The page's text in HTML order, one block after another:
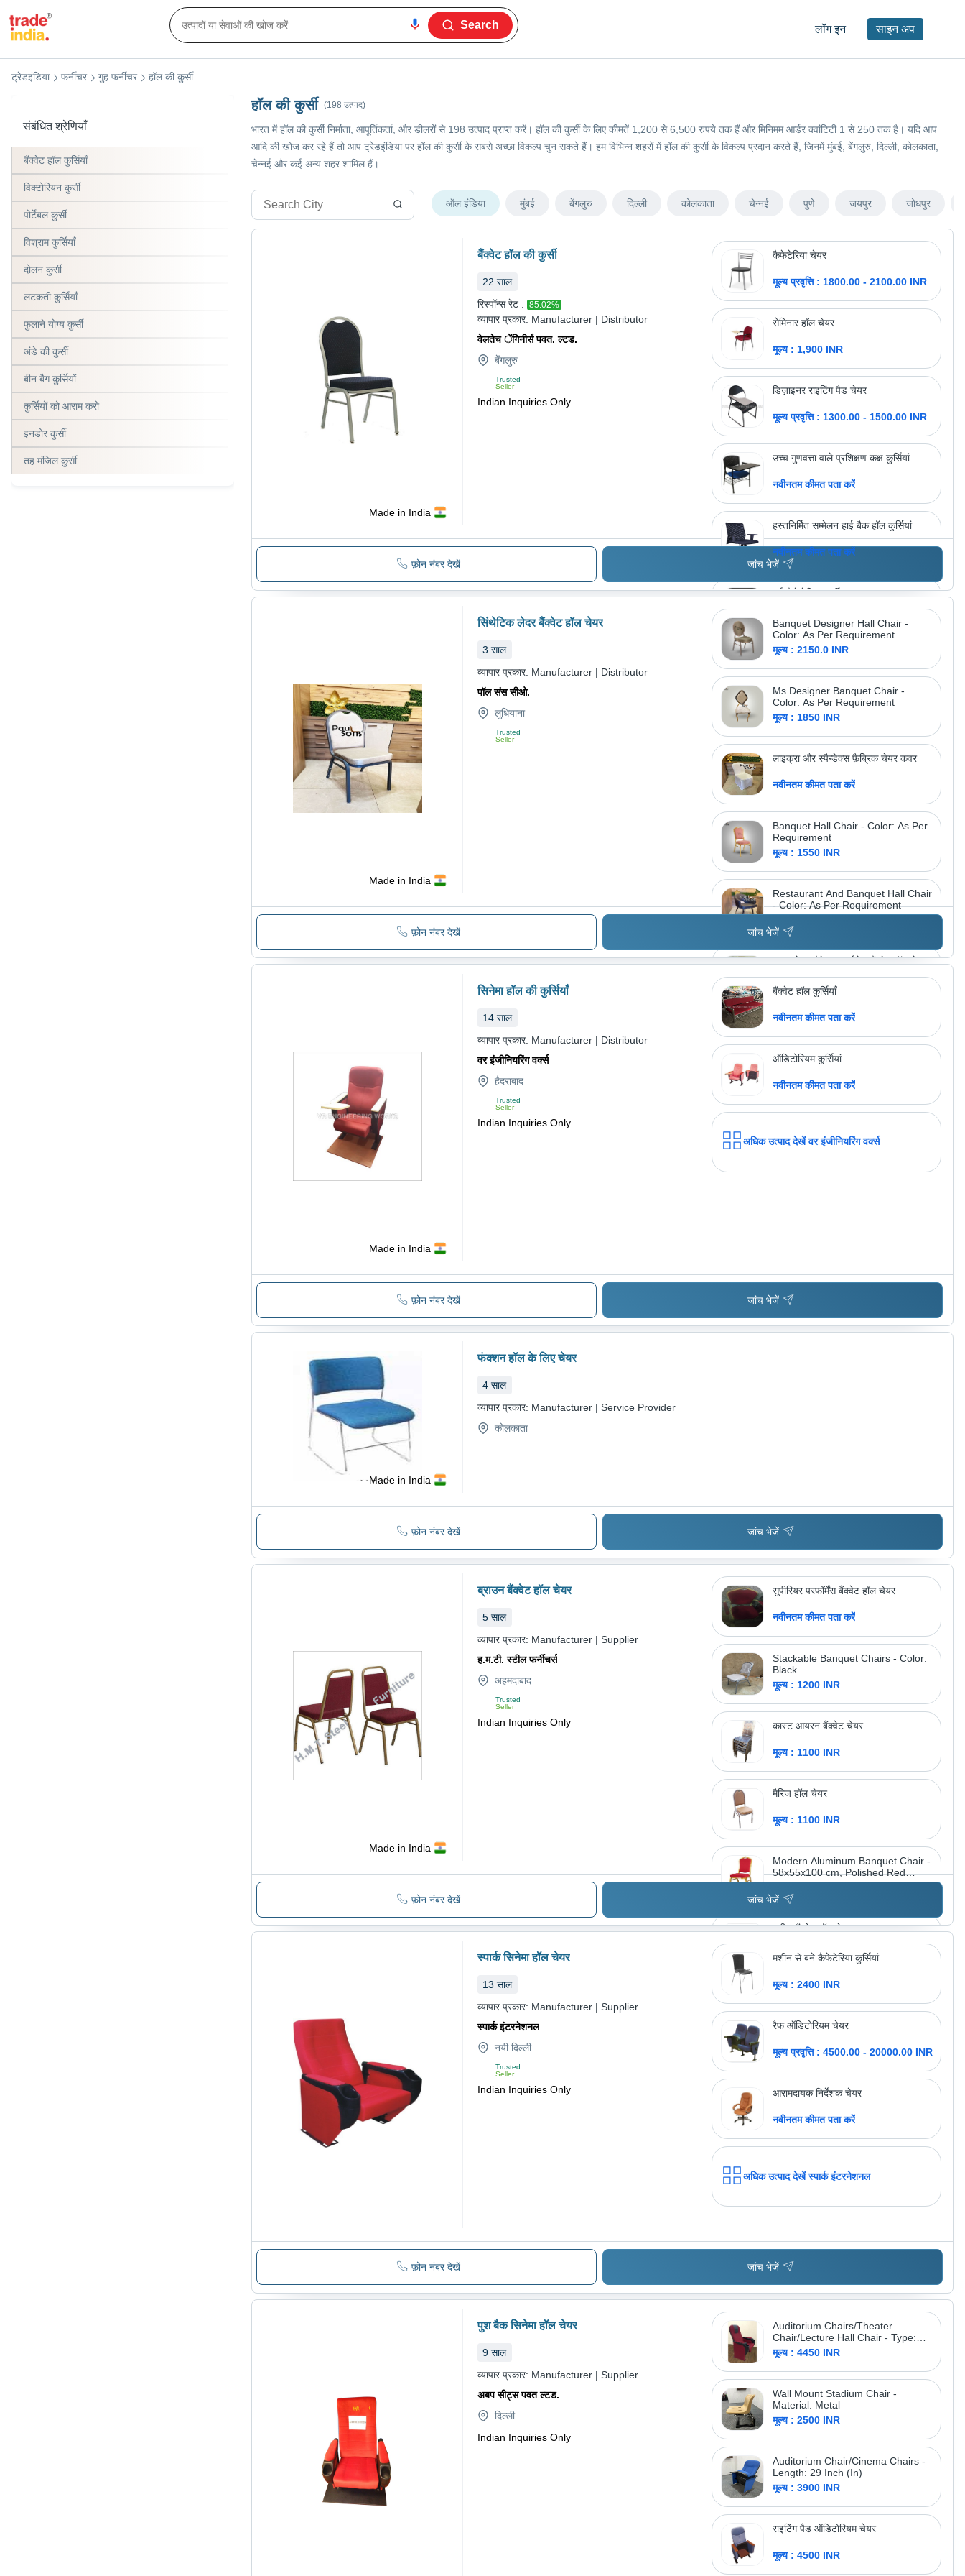
लॉग इन साइन अप
Search
हॉल की कुर्सी (198 उत्पाद)
भारत में हॉल की कुर्सी निर्माता, आपूर्तिकर्ता, और डीलरों से 198 उत्पाद प्राप्त करें। हॉल की कुर्सी के लिए कीमतें 1,200 से 6,500 रुपये तक हैं और मिनिमम आर्डर क्वांटिटी 1 से 250 तक है। यदि आप
आदि की खोज कर रहे हैं तो आप ट्रेडइंडिया पर हॉल की कुर्सी के सबसे अच्छा विकल्प चुन सकते हैं। हम विभिन्न शहरों में हॉल की कुर्सी के विकल्प प्रदान करते हैं, जिनमें मुंबई, बेंगलुरु, दिल्ली, कोलकाता,
चेन्नई और कई अन्य शहर शामिल हैं।
ऑल इंडिया मुंबई बेंगलुरु दिल्ली कोलकाता चेन्नई पुणे जयपुर जोधपुर
Made in India
बैंक्वेट हॉल की कुर्सी
22 साल
रिस्पॉन्स रेट : 85.02%
व्यापार प्रकार: Manufacturer | Distributor
वेलतेच ेंगिनीर्स पवत. ल्टड.
बेंगलुरु
Trusted
Seller
Indian Inquiries Only
कैफेटेरिया चेयर
मूल्य प्रवृत्ति : 1800.00 - 2100.00 INR
सेमिनार हॉल चेयर
मूल्य : 1,900 INR
डिज़ाइनर राइटिंग पैड चेयर
मूल्य प्रवृत्ति : 1300.00 - 1500.00 INR
उच्च गुणवत्ता वाले प्रशिक्षण कक्ष कुर्सियां
नवीनतम कीमत पता करें
हस्तनिर्मित सम्मेलन हाई बैक हॉल कुर्सियां
नवीनतम कीमत पता करें
नई कैफेटेरिया कुर्सी
मूल्य : 2500 INR
अधिक उत्पाद देखें वेलतेच ेंगिनीर्स पवत. ल्टड.
फ़ोन नंबर देखें जांच भेजें
Made in India
सिंथेटिक लेदर बैंक्वेट हॉल चेयर
3 साल
व्यापार प्रकार: Manufacturer | Distributor
पॉल संस सीओ.
लुधियाना
Trusted
Seller
Banquet Designer Hall Chair -
Color: As Per Requirement
मूल्य : 2150.0 INR
Ms Designer Banquet Chair -
Color: As Per Requirement
मूल्य : 1850 INR
लाइक्रा और स्पैन्डेक्स फ़ैब्रिक चेयर कवर
नवीनतम कीमत पता करें
Banquet Hall Chair - Color: As Per
Requirement
मूल्य : 1550 INR
Restaurant And Banquet Hall Chair
- Color: As Per Requirement
लाइट वेट स्टैकेबल आर्मलेस बैंक्वेट हॉल चेयर
नवीनतम कीमत पता करें
अधिक उत्पाद देखें पॉल संस सीओ.
फ़ोन नंबर देखें जांच भेजें
Made in India
सिनेमा हॉल की कुर्सियाँ
14 साल
व्यापार प्रकार: Manufacturer | Distributor
वर इंजीनियरिंग वर्क्स
हैदराबाद
Trusted
Seller
Indian Inquiries Only
बैंक्वेट हॉल कुर्सियाँ
नवीनतम कीमत पता करें
ऑडिटोरियम कुर्सियां
नवीनतम कीमत पता करें
अधिक उत्पाद देखें वर इंजीनियरिंग वर्क्स
फ़ोन नंबर देखें जांच भेजें
Made in India
फंक्शन हॉल के लिए चेयर
4 साल
व्यापार प्रकार: Manufacturer | Service Provider
कोलकाता
फ़ोन नंबर देखें जांच भेजें
Made in India
ब्राउन बैंक्वेट हॉल चेयर
5 साल
व्यापार प्रकार: Manufacturer | Supplier
ह.म.टी. स्टील फर्नीचर्स
अहमदाबाद
Trusted
Seller
Indian Inquiries Only
सुपीरियर परफॉर्मेंस बैंक्वेट हॉल चेयर
नवीनतम कीमत पता करें
Stackable Banquet Chairs - Color:
Black
मूल्य : 1200 INR
कास्ट आयरन बैंक्वेट चेयर
मूल्य : 1100 INR
मैरिज हॉल चेयर
मूल्य : 1100 INR
Modern Aluminum Banquet Chair -
58x55x100 cm, Polished Red
Finish | Eco-Friendly Design,
Durable Build, Lightweight at 15 kg
स्टील बैंक्वेट हॉल चेयर
मूल्य : 1100 INR
अधिक उत्पाद देखें ह.म.टी. स्टील फर्नीचर्स
फ़ोन नंबर देखें जांच भेजें
स्पार्क सिनेमा हॉल चेयर
13 साल
व्यापार प्रकार: Manufacturer | Supplier
स्पार्क इंटरनेशनल
नयी दिल्ली
Trusted
Seller
Indian Inquiries Only
मशीन से बने कैफेटेरिया कुर्सियां
मूल्य : 2400 INR
रैफ ऑडिटोरियम चेयर
मूल्य प्रवृत्ति : 4500.00 - 20000.00 INR
आरामदायक निर्देशक चेयर
नवीनतम कीमत पता करें
अधिक उत्पाद देखें स्पार्क इंटरनेशनल
फ़ोन नंबर देखें जांच भेजें
पुश बैक सिनेमा हॉल चेयर
9 साल
व्यापार प्रकार: Manufacturer | Supplier
अबप सीट्स पवत ल्टड.
दिल्ली
Indian Inquiries Only
Auditorium Chairs/Theater
Chair/Lecture Hall Chair - Type:
Push Back
मूल्य : 4450 INR
Wall Mount Stadium Chair -
Material: Metal
मूल्य : 2500 INR
Auditorium Chair/Cinema Chairs -
Length: 29 Inch (In)
मूल्य : 3900 INR
राइटिंग पैड ऑडिटोरियम चेयर
मूल्य : 4500 INR
संबंधित श्रेणियाँ
बैंक्वेट हॉल कुर्सियाँ
विक्टोरियन कुर्सी
पोर्टेबल कुर्सी
विश्राम कुर्सियाँ
दोलन कुर्सी
लटकती कुर्सियाँ
फुलाने योग्य कुर्सी
अंडे की कुर्सी
बीन बैग कुर्सियों
कुर्सियों को आराम करो
इनडोर कुर्सी
तह मंजिल कुर्सी
ट्रेडइंडिया फर्नीचर गुह फर्नीचर हॉल की कुर्सी